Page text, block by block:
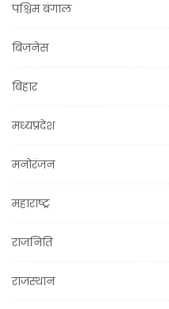
पश्चिम बंगाल
बिज़नेस
बिहार
मध्यप्रदेश
मनोरंजन
महाराष्ट्र
राजनिति
राजस्थान